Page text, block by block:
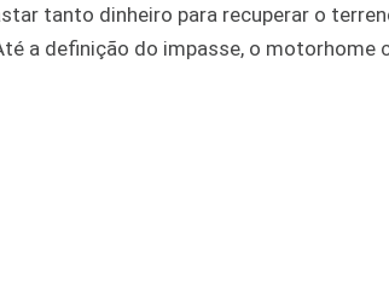
tanto dinheiro para recuperar o
a definição do impasse, o motorhome